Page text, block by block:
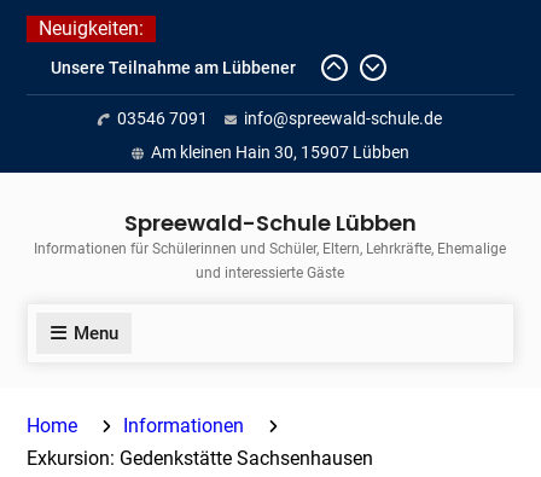
Skip
content
Neuigkeiten:
Unsere Teilnahme am Lübbener
Insellauf 2026
Fortführung des verkürzten
Unterrichts aufgrund der hohen
Temperaturen (22.06. bis
Journalismus hautnah
03546 7091
info@spreewald-schule.de
Am kleinen Hain 30, 15907 Lübben
Spreewald-Schule Lübben
Informationen für Schülerinnen und Schüler, Eltern, Lehrkräfte, Ehemalige
und interessierte Gäste
Menu
Home
Informationen
Exkursion: Gedenkstätte Sachsenhausen